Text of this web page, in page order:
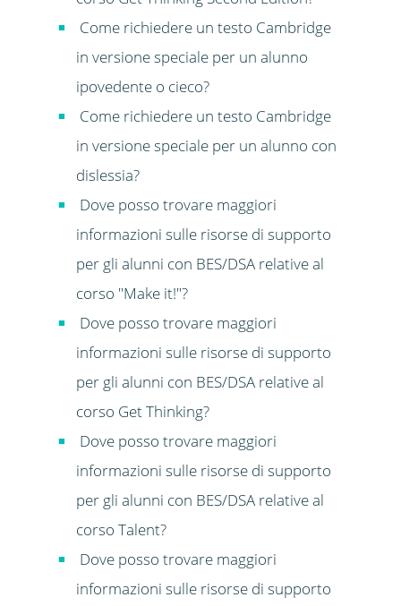
Come richiedere un testo Cambridge
in versione speciale per un alunno
ipovedente o cieco?
Come richiedere un testo Cambridge
in versione speciale per un alunno con
dislessia?
Dove posso trovare maggiori
informazioni sulle risorse di supporto
per gli alunni con BES/DSA relative al
corso "Make it!"?
Dove posso trovare maggiori
informazioni sulle risorse di supporto
per gli alunni con BES/DSA relative al
corso Get Thinking?
Dove posso trovare maggiori
informazioni sulle risorse di supporto
per gli alunni con BES/DSA relative al
corso Talent?
Dove posso trovare maggiori
informazioni sulle risorse di supporto